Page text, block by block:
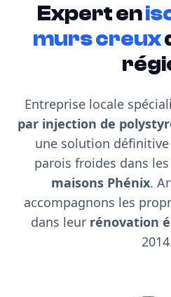
Expert en
murs creux
Entreprise locale
par injection de
une solution
parois froides dans les
maisons Phénix.
accompagnons les
dans leurrénovation